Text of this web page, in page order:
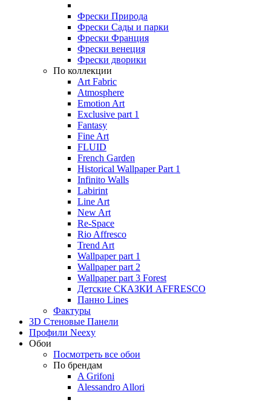
Фрески Природа
Фрески Сады и парки
Фрески Франция
Фрески венеция
Фрески дворики
По коллекции
Art Fabric
Atmosphere
Emotion Art
Exclusive part 1
Fantasy
Fine Art
FLUID
French Garden
Historical Wallpaper Part 1
Infinito Walls
Labirint
Line Art
New Art
Re-Space
Rio Affresco
Trend Art
Wallpaper part 1
Wallpaper part 2
Wallpaper part 3 Forest
Детские СКАЗКИ AFFRESCO
Панно Lines
Фактуры
3D Стеновые Панели
Профили Neexy
Обои
Посмотреть все обои
По брендам
A Grifoni
Alessandro Allori